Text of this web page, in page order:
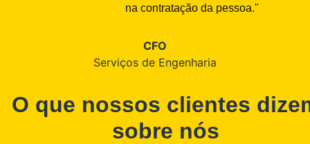
na contratação da pessoa."
CFO
Serviços de Engenharia
O que nossos clientes
sobre nós